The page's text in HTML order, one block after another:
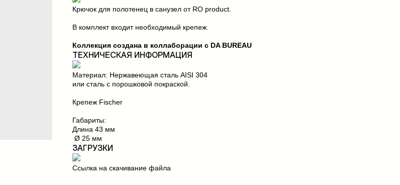
Крючок для полотенец в санузел от RO product.
В комплект входит необходимый крепеж.
Коллекция создана в коллаборации с DA BUREAU
ТЕХНИЧЕСКАЯ ИНФОРМАЦИЯ
Материал: Нержавеющая сталь AISI 304
или сталь с порошковой покраской.
Крепеж Fischer
Габариты:
Длина 43 мм
Ø 25 мм
ЗАГРУЗКИ
Ссылка на скачивание файла